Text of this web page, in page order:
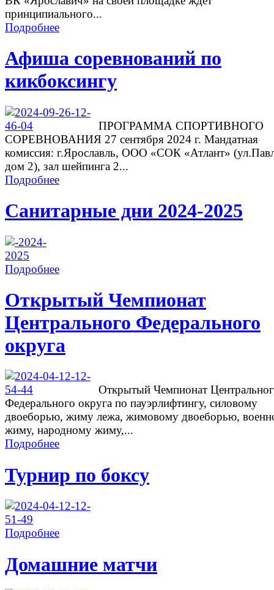
принципиального...
Подробнее
Афиша соревнований по
кикбоксингу
ПРОГРАММА СПОРТИВНОГО
СОРЕВНОВАНИЯ 27 сентября 2024 г. Мандатная
комиссия: г.Ярославль, ООО «СОК «Атлант»
дом 2), зал шейпинга 2...
Подробнее
Санитарные дни 2024-2025
Подробнее
Открытый Чемпионат
Центрального Федерального
округа
Открытый Чемпионат
Федерального округа по пауэрлифтингу, силовому
двоеборью, жиму лежа, жимовому двоеборью,
жиму, народному жиму,...
Подробнее
Турнир по боксу
Подробнее
Домашние матчи